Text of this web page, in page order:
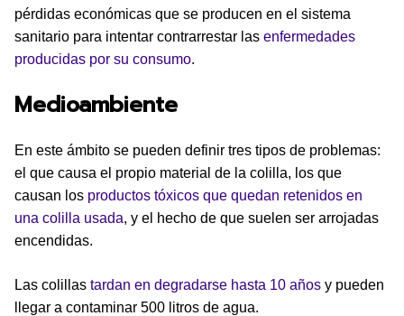
pérdidas económicas que se producen en el sistema
sanitario para intentar contrarrestar las enfermedades
producidas por su consumo.
Medioambiente
En este ámbito se pueden definir tres tipos de problemas:
el que causa el propio material de la colilla, los que
causan los productos tóxicos que quedan retenidos en
una colilla usada, y el hecho de que suelen ser arrojadas
encendidas.
Las colillas tardan en degradarse hasta 10 años y pueden
llegar a contaminar 500 litros de agua.